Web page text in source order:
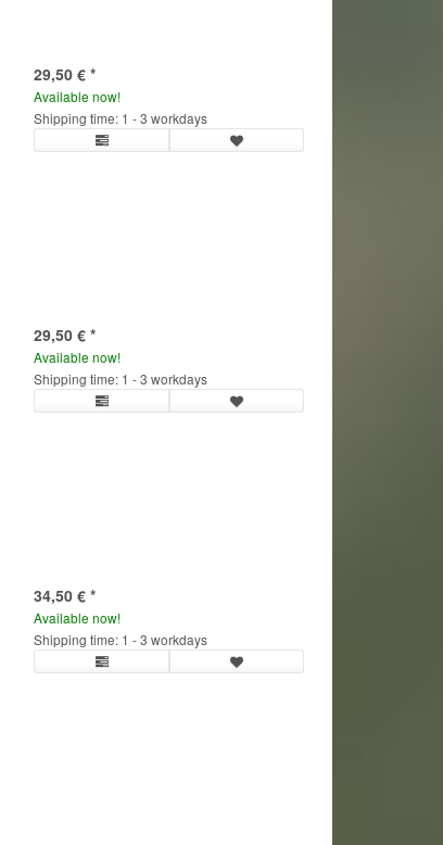
29,50 € *
Available now!
Shipping time: 1 - 3 workdays
29,50 € *
Available now!
Shipping time: 1 - 3 workdays
34,50 € *
Available now!
Shipping time: 1 - 3 workdays